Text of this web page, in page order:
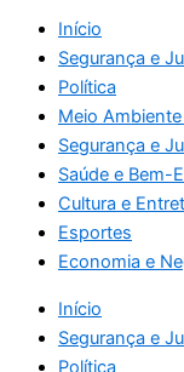
Início
Segurança e
Política
Meio
Segurança e
Saúde e Bem-
Cultura e
Esportes
Economia e
Início
Segurança e
Política